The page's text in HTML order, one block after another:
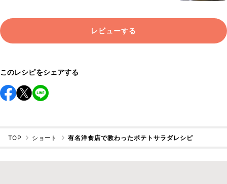
レビューする
このレシピをシェアする
TOP ショート 有名洋食店で教わったポテトサラダレシピ